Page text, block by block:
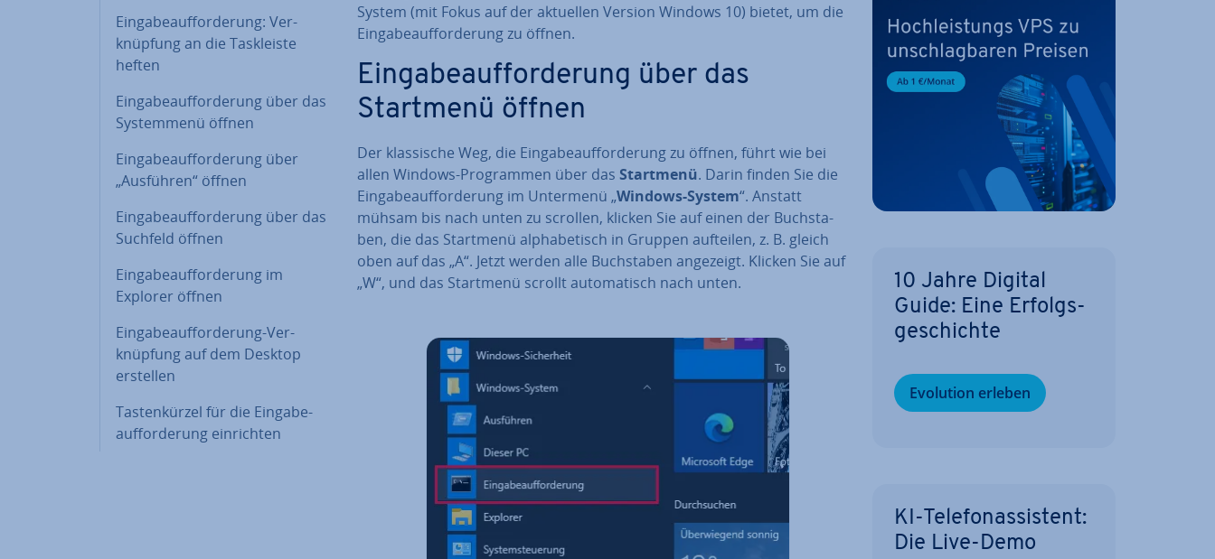
Ein­ga­be­auf­for­de­rung: Ver­
knüp­fung an die Task­leis­te
heften
Ein­ga­be­auf­for­de­rung über das
Sys­tem­me­nü öffnen
Ein­ga­be­auf­for­de­rung über
„Ausführen“ öffnen
Ein­ga­be­auf­for­de­rung über das
Suchfeld öffnen
Ein­ga­be­auf­for­de­rung im
Explorer öffnen
Ein­ga­be­auf­for­de­rung-Ver­
knüp­fung auf dem Desktop
erstellen
Tas­ten­kür­zel für die Ein­ga­be­
auf­for­de­rung ein­rich­ten
System (mit Fokus auf der aktuellen Version Windows 10) bietet, um die
Ein­ga­be­auf­for­de­rung zu öffnen.
Ein­ga­be­auf­for­de­rung über das
Startmenü öffnen
Der klas­si­sche Weg, die Ein­ga­be­auf­for­de­rung zu öffnen, führt wie bei
allen Windows-Pro­gram­men über das Startmenü. Darin finden Sie die
Ein­ga­be­auf­for­de­rung im Untermenü „Windows-System“. Anstatt
mühsam bis nach unten zu scrollen, klicken Sie auf einen der Buch­sta­
ben, die das Startmenü al­pha­be­tisch in Gruppen aufteilen, z. B. gleich
oben auf das „A“. Jetzt werden alle Buch­sta­ben angezeigt. Klicken Sie auf
„W“, und das Startmenü scrollt au­to­ma­tisch nach unten.
10 Jahre Digital
Guide: Eine Er­folgs­
ge­schich­te
Evolution erleben
KI-Te­le­fon­as­sis­tent:
Die Live-Demo